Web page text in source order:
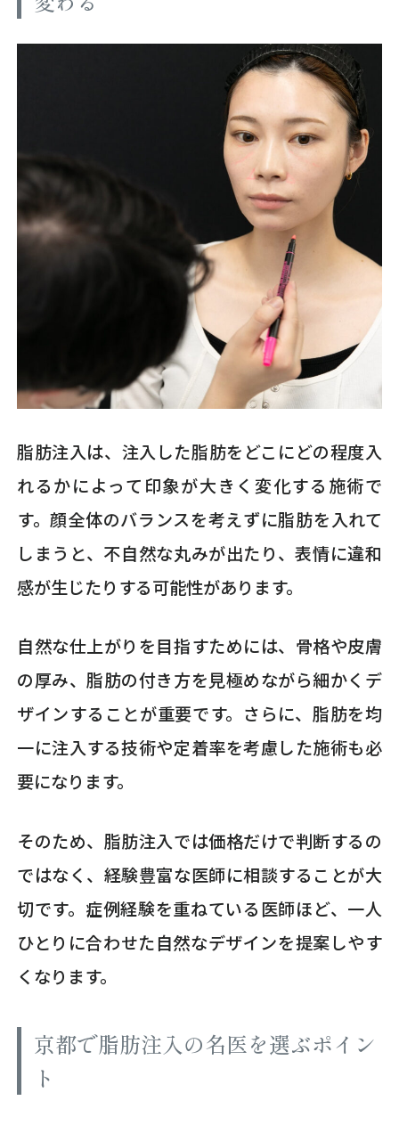
脂肪注入は、注入した脂肪をどこにどの程度入
れるかによって印象が大きく変化する施術で
す。顔全体のバランスを考えずに脂肪を入れて
しまうと、不自然な丸みが出たり、表情に違和
感が生じたりする可能性があります。
自然な仕上がりを目指すためには、骨格や皮膚
の厚み、脂肪の付き方を見極めながら細かくデ
ザインすることが重要です。さらに、脂肪を均
一に注入する技術や定着率を考慮した施術も必
要になります。
そのため、脂肪注入では価格だけで判断するの
ではなく、経験豊富な医師に相談することが大
切です。症例経験を重ねている医師ほど、一人
ひとりに合わせた自然なデザインを提案しやす
くなります。
京都で脂肪注入の名医を選ぶポイン
ト